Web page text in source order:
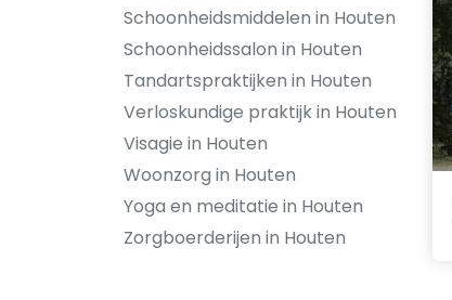
Schoonheidsmiddelen in Houten
Schoonheidssalon in Houten
Tandartspraktijken in Houten
Verloskundige praktijk in Houten
Visagie in Houten
Woonzorg in Houten
Yoga en meditatie in Houten
Zorgboerderijen in Houten